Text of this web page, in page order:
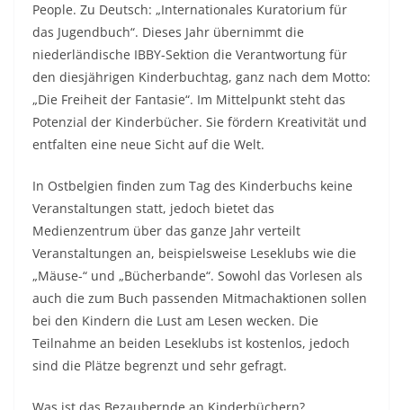
People. Zu Deutsch: „Internationales Kuratorium für
das Jugendbuch“. Dieses Jahr übernimmt die
niederländische IBBY-Sektion die Verantwortung für
den diesjährigen Kinderbuchtag, ganz nach dem Motto:
„Die Freiheit der Fantasie“. Im Mittelpunkt steht das
Potenzial der Kinderbücher. Sie fördern Kreativität und
entfalten eine neue Sicht auf die Welt.
In Ostbelgien finden zum Tag des Kinderbuchs keine
Veranstaltungen statt, jedoch bietet das
Medienzentrum über das ganze Jahr verteilt
Veranstaltungen an, beispielsweise Leseklubs wie die
„Mäuse-“ und „Bücherbande“. Sowohl das Vorlesen als
auch die zum Buch passenden Mitmachaktionen sollen
bei den Kindern die Lust am Lesen wecken. Die
Teilnahme an beiden Leseklubs ist kostenlos, jedoch
sind die Plätze begrenzt und sehr gefragt.